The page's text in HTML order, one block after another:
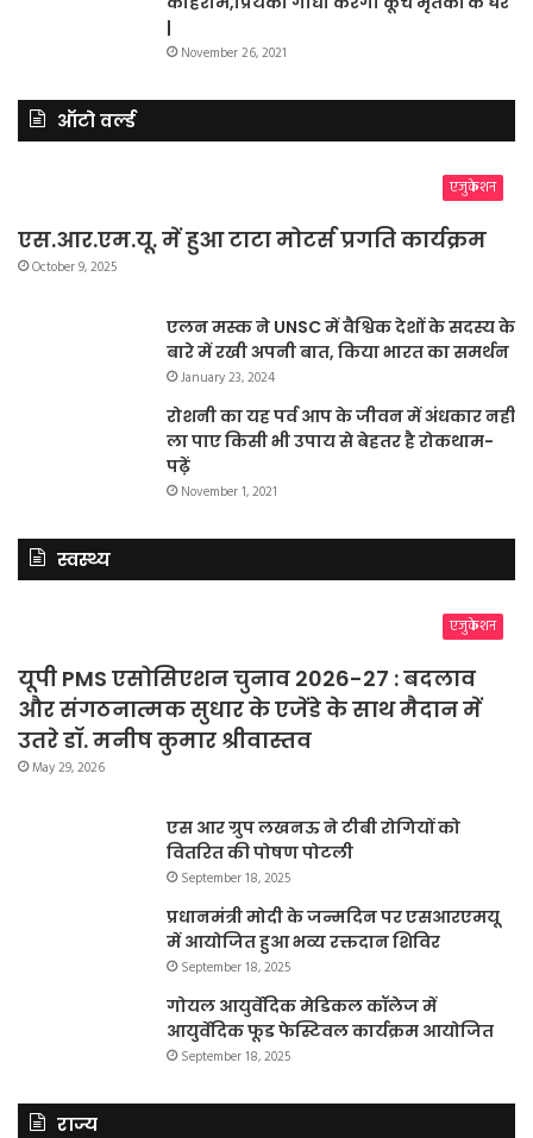
|
November 26, 2021
ऑटो वर्ल्ड
एजुकेशन
एस.आर.एम.यू. में हुआ टाटा मोटर्स प्रगति कार्यक्रम
October 9, 2025
एलन मस्क ने UNSC में वैश्विक देशों के सदस्य के
बारे में रखी अपनी बात, किया भारत का समर्थन
January 23, 2024
रोशनी का यह पर्व आप के जीवन में अंधकार नहीं
ला पाए किसी भी उपाय से बेहतर है रोकथाम-
पढ़ें
November 1, 2021
स्वस्थ्य
एजुकेशन
यूपी PMS एसोसिएशन चुनाव 2026-27 : बदलाव
और संगठनात्मक सुधार के एजेंडे के साथ मैदान में
उतरे डॉ. मनीष कुमार श्रीवास्तव
May 29, 2026
एस आर ग्रुप लखनऊ ने टीबी रोगियों को
वितरित की पोषण पोटली
September 18, 2025
प्रधानमंत्री मोदी के जन्मदिन पर एसआरएमयू
में आयोजित हुआ भव्य रक्तदान शिविर
September 18, 2025
गोयल आयुर्वेदिक मेडिकल कॉलेज में
आयुर्वेदिक फूड फेस्टिवल कार्यक्रम आयोजित
September 18, 2025
राज्य